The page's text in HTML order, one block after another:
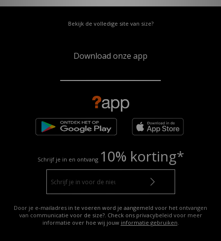
Bekijk de volledige site van size?
Download onze app
Schrijf je in en ontvang 10% korting*
Door je e-mailadres in te voeren word je aangemeld voor het ontvangen
van communicatie voor de size?. Check ons privacybeleid voor meer
informatie over hoe wij jouw informatie gebruiken.